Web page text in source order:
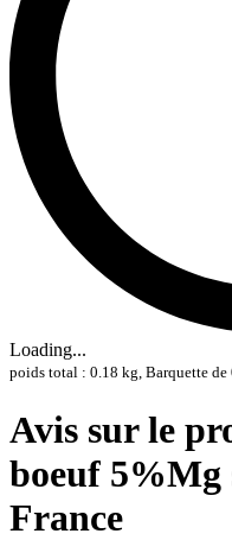
Loading...
poids total : 0.18 kg, Barquette
Avis sur le
boeuf 5%Mg
France